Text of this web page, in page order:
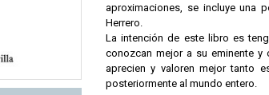
aproximaciones, se incluye una
Herrero.
La intención de este libro es
conozcan mejor a su eminente
aprecien y valoren mejor tanto
posteriormente al mundo entero.